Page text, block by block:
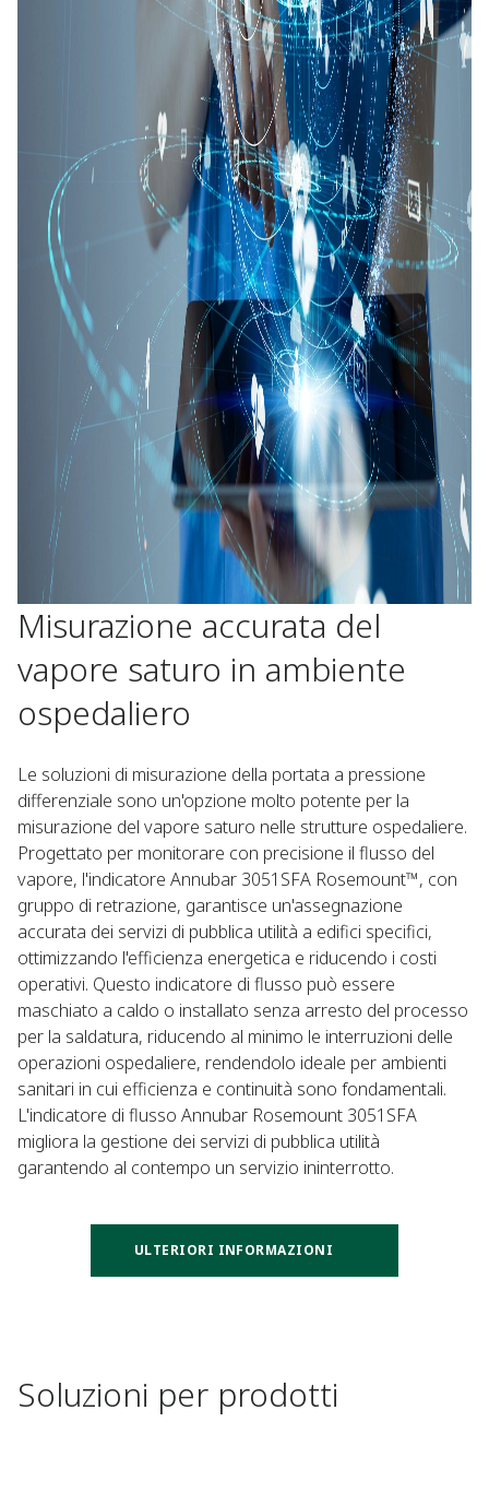
Misurazione accurata del
vapore saturo in ambiente
ospedaliero
Le soluzioni di misurazione della portata a pressione
differenziale sono un'opzione molto potente per la
misurazione del vapore saturo nelle strutture ospedaliere.
Progettato per monitorare con precisione il flusso del
vapore, l'indicatore Annubar 3051SFA Rosemount™, con
gruppo di retrazione, garantisce un'assegnazione
accurata dei servizi di pubblica utilità a edifici specifici,
ottimizzando l'efficienza energetica e riducendo i costi
operativi. Questo indicatore di flusso può essere
maschiato a caldo o installato senza arresto del processo
per la saldatura, riducendo al minimo le interruzioni delle
operazioni ospedaliere, rendendolo ideale per ambienti
sanitari in cui efficienza e continuità sono fondamentali.
L'indicatore di flusso Annubar Rosemount 3051SFA
migliora la gestione dei servizi di pubblica utilità
garantendo al contempo un servizio ininterrotto.
ULTERIORI INFORMAZIONI
Soluzioni per prodotti